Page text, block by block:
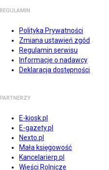
REGULAMIN
Polityka Prywatności
Zmiana ustawień zgód
Regulamin serwisu
Informacje o nadawcy
Deklaracja dostępności
PARTNERZY
E-kiosk.pl
E-gazety.pl
Nexto.pl
Mała księgowość
Kancelarierp.pl
Wieści Rolnicze